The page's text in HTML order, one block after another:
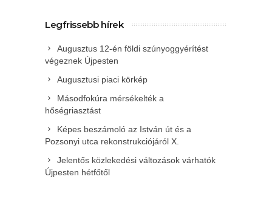
Legfrissebb hírek
Augusztus 12-én földi szúnyoggyérítést
végeznek Újpesten
Augusztusi piaci körkép
Másodfokúra mérsékelték a
hőségriasztást
Képes beszámoló az István út és a
Pozsonyi utca rekonstrukciójáról X.
Jelentős közlekedési változások várhatók
Újpesten hétfőtől